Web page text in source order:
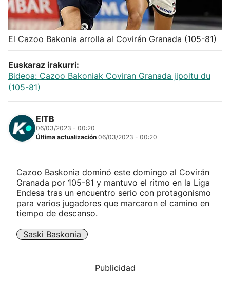
Herri-kirolak
Balonmano
Kirolak 360
Atletismo
Carreras de montaña
"Helmuga"
El Cazoo Bakonia arrolla al Covirán Granada (105-81)
Euskaraz irakurri:
Bideoa: Cazoo Bakoniak Coviran Granada jipoitu du
(105-81)
EITB
06/03/2023 - 00:20
Última actualización 06/03/2023 - 00:20
Cazoo Baskonia dominó este domingo al Covirán
Granada por 105-81 y mantuvo el ritmo en la Liga
Endesa tras un encuentro serio con protagonismo
para varios jugadores que marcaron el camino en
tiempo de descanso.
Saski Baskonia
Publicidad